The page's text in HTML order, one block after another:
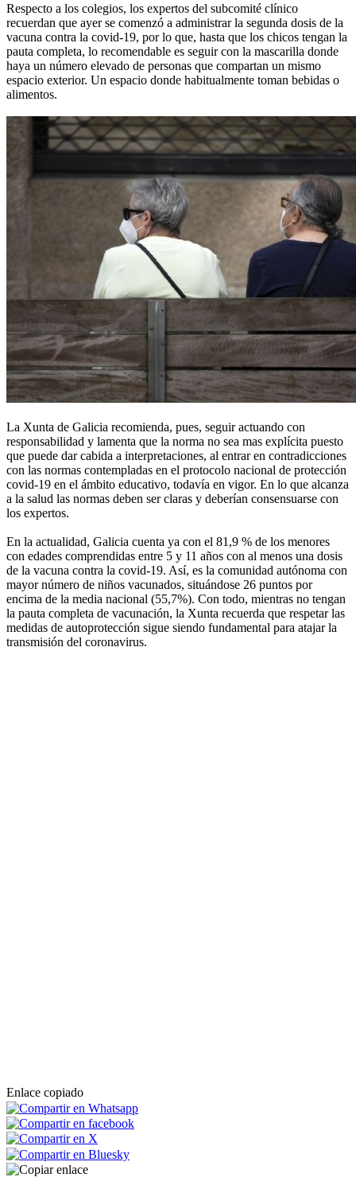
Respecto a los colegios, los expertos del subcomité clínico
recuerdan que ayer se comenzó a administrar la segunda dosis de la
vacuna contra la covid-19, por lo que, hasta que los chicos tengan la
pauta completa, lo recomendable es seguir con la mascarilla donde
haya un número elevado de personas que compartan un mismo
espacio exterior. Un espacio donde habitualmente toman bebidas o
alimentos.
La Xunta de Galicia recomienda, pues, seguir actuando con
responsabilidad y lamenta que la norma no sea mas explícita puesto
que puede dar cabida a interpretaciones, al entrar en contradicciones
con las normas contempladas en el protocolo nacional de protección
covid-19 en el ámbito educativo, todavía en vigor. En lo que alcanza
a la salud las normas deben ser claras y deberían consensuarse con
los expertos.
En la actualidad, Galicia cuenta ya con el 81,9 % de los menores
con edades comprendidas entre 5 y 11 años con al menos una dosis
de la vacuna contra la covid-19. Así, es la comunidad autónoma con
mayor número de niños vacunados, situándose 26 puntos por
encima de la media nacional (55,7%). Con todo, mientras no tengan
la pauta completa de vacunación, la Xunta recuerda que respetar las
medidas de autoprotección sigue siendo fundamental para atajar la
transmisión del coronavirus.
Enlace copiado